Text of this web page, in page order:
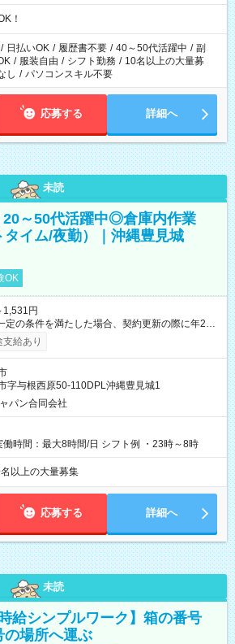
！
/ 日払いOK / 履歴書不要 / 40～50代活躍中 / 副
/ 服装自由 / シフト勤務 / 10名以上の大量募
し / パソコンスキル不要
応募する 詳細へ
未読
～50代活躍中◎倉庫内作業
タイム/夜勤）｜沖縄豊見城
OK
1,531円
定の条件を満たした場合、契約更新の際に年2回
社員登用制度あり ※月末締/翌
※時間外手当、別途支給 ※深夜割増賃金 (22:00～
て働けます！ 【試用期間】試用期間
長さ：1週間 雇用形態、給与は本採用時と同じ
給あり
字与根西原50-110DPL沖縄豊見城1
パン合同会社
働時間：最大8時間/日 シフト例 ・23時～8時
以上の大量募集
応募する 詳細へ
未読
給シンプルワーク】箱の番号
場所へ運ぶ